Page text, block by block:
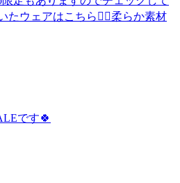
たウェアはこちら💁‍♀️柔らか素材
です🍀